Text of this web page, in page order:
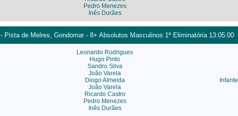
Pedro Menezes
Inês Durães
Pista de Melres, Gondomar - 8+ Absolutos Masculinos 1ª Eliminatória 13:05:00
Leonardo Rodrigues
Hugo Pinto
Sandro Silva
João Varela
Diogo Almeida
João Varela
Ricardo Castro
Pedro Menezes
Inês Durães
Infante